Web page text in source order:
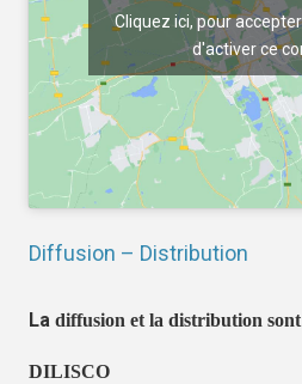
Cliquez ici, pour
d'activer ce
Diffusion – Distribution
La diffusion et la distribution
DILISCO